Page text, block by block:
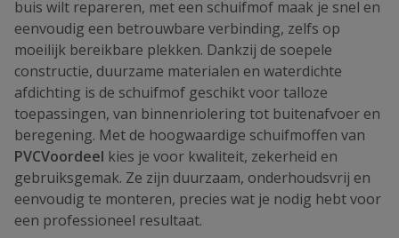
buis wilt repareren, met een schuifmof maak je snel en
eenvoudig een betrouwbare verbinding, zelfs op
moeilijk bereikbare plekken. Dankzij de soepele
constructie, duurzame materialen en waterdichte
afdichting is de schuifmof geschikt voor talloze
toepassingen, van binnenriolering tot buitenafvoer en
beregening. Met de hoogwaardige schuifmoffen van
PVCVoordeel kies je voor kwaliteit, zekerheid en
gebruiksgemak. Ze zijn duurzaam, onderhoudsvrij en
eenvoudig te monteren, precies wat je nodig hebt voor
een professioneel resultaat.